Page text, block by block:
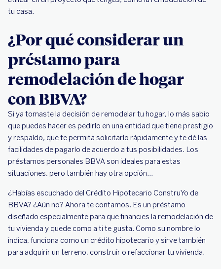
tu casa.
¿Por qué considerar un
préstamo para
remodelación de hogar
con BBVA?
Si ya tomaste la decisión de remodelar tu hogar, lo más sabio
que puedes hacer es pedirlo en una entidad que tiene prestigio
y respaldo, que te permita solicitarlo rápidamente y te dé las
facilidades de pagarlo de acuerdo a tus posibilidades. Los
préstamos personales BBVA son ideales para estas
situaciones, pero también hay otra opción...
¿Habías escuchado del Crédito Hipotecario ConstruYo de
BBVA? ¿Aún no? Ahora te contamos. Es un préstamo
diseñado especialmente para que financies la remodelación de
tu vivienda y quede como a ti te gusta. Como su nombre lo
indica, funciona como un crédito hipotecario y sirve también
para adquirir un terreno, construir o refaccionar tu vivienda.